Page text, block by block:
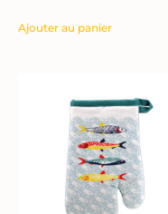
Ajouter au panier